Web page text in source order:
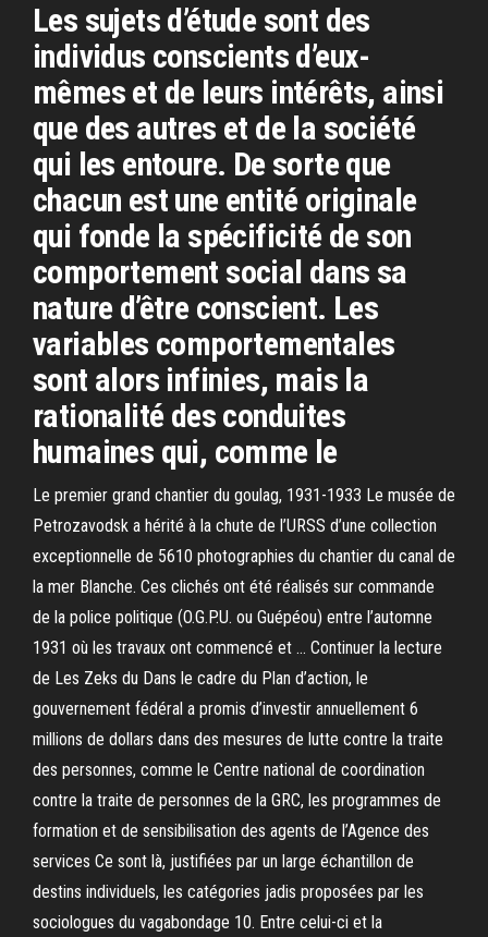
Les sujets d’étude sont des
individus conscients d’eux-
mêmes et de leurs intérêts, ainsi
que des autres et de la société
qui les entoure. De sorte que
chacun est une entité originale
qui fonde la spécificité de son
comportement social dans sa
nature d’être conscient. Les
variables comportementales
sont alors infinies, mais la
rationalité des conduites
humaines qui, comme le
Le premier grand chantier du goulag, 1931-1933 Le musée de
Petrozavodsk a hérité à la chute de l’URSS d’une collection
exceptionnelle de 5610 photographies du chantier du canal de
la mer Blanche. Ces clichés ont été réalisés sur commande
de la police politique (O.G.P.U. ou Guépéou) entre l’automne
1931 où les travaux ont commencé et … Continuer la lecture
de Les Zeks du Dans le cadre du Plan d’action, le
gouvernement fédéral a promis d’investir annuellement 6
millions de dollars dans des mesures de lutte contre la traite
des personnes, comme le Centre national de coordination
contre la traite de personnes de la GRC, les programmes de
formation et de sensibilisation des agents de l’Agence des
services Ce sont là, justifiées par un large échantillon de
destins individuels, les catégories jadis proposées par les
sociologues du vagabondage 10. Entre celui-ci et la